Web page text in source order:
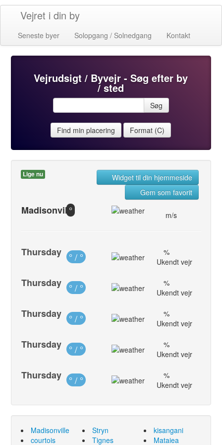
Vejret i din by
Seneste byer Solopgang / Solnedgang Kontakt
Vejrudsigt / Byvejr - Søg efter by
/ sted
Søg
Find min placering Format (C)
Lige nu
Widget til din hjemmeside
Gem som favorit
Madisonville
° m/s
Thursday ° / °
%
Ukendt vejr
Thursday ° / °
%
Ukendt vejr
Thursday ° / °
%
Ukendt vejr
Thursday ° / °
%
Ukendt vejr
Thursday ° / °
%
Ukendt vejr
Madisonville
courtois
Stryn
Tignes
kisangani
Mataiea